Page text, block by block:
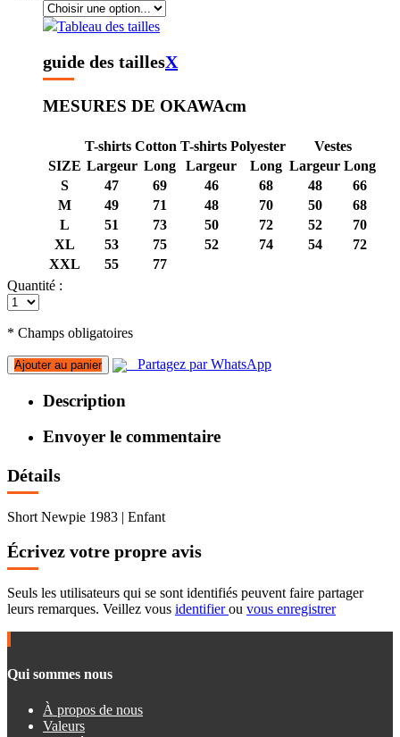
Tableau des tailles
guide des taillesX
MESURES DE OKAWAcm
T-shirts Cotton T-shirts Polyester
Vestes
SIZE Largeur Long Largeur Long Largeur Long
S
47 69 46 68 48
66
M
49 71 48 70 50
68
L
51 73 50 72 52
70
XL
53 75 52 74 54
72
XXL
55
77
Quantité :
* Champs obligatoires
Ajouter au panier Partagez par WhatsApp
Description
Envoyer le commentaire
Détails
Short Newpie 1983 | Enfant
Écrivez votre propre avis
Seuls les utilisateurs qui se sont identifiés peuvent faire partager
leurs remarques. Veillez vous identifierou vous enregistrer
Qui sommes nous
À propos de nous
Valeurs